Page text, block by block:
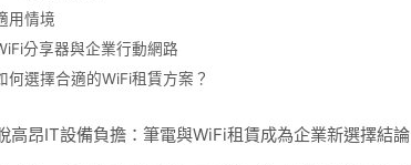
用情境
分享器與企業行動網路
何選擇合適的WiFi租賃方案？
高昂IT設備負擔：筆電與WiFi租賃成為企業新選擇結論